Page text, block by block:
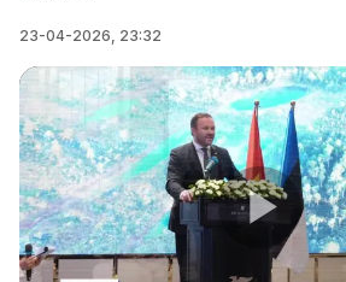
23-04-2026, 23:32